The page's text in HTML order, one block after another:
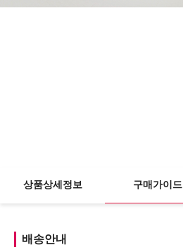
상품상세정보 구매가이드
배송안내